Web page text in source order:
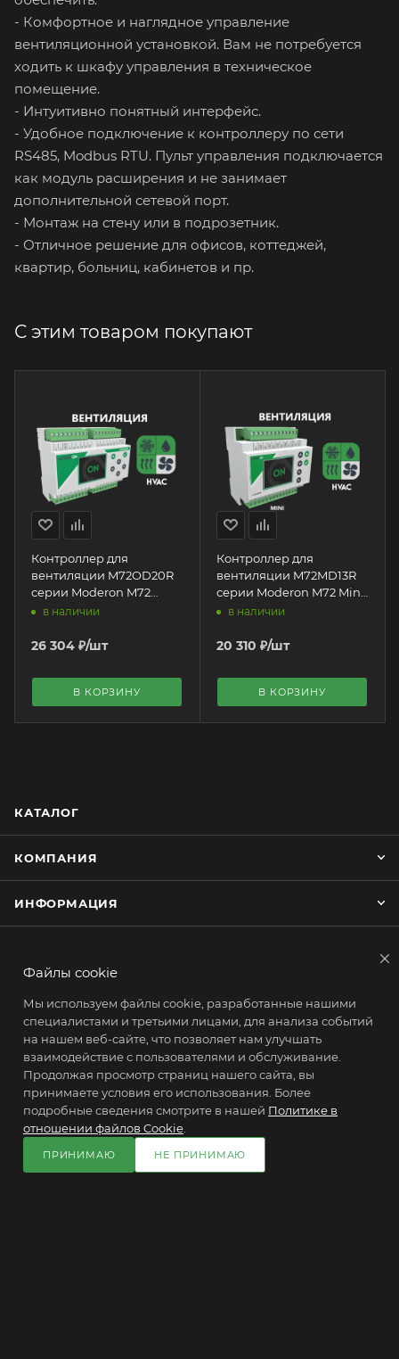
- Комфортное и наглядное управление
вентиляционной установкой. Вам не потребуется
ходить к шкафу управления в техническое
помещение.
- Интуитивно понятный интерфейс.
- Удобное подключение к контроллеру по сети
RS485, Modbus RTU. Пульт управления подключается
как модуль расширения и не занимает
дополнительной сетевой порт.
- Монтаж на стену или в подрозетник.
- Отличное решение для офисов, коттеджей,
квартир, больниц, кабинетов и пр.
С этим товаром покупают
Контроллер для
вентиляции M72OD20R
серии Moderon M72
Optimized HVAC
в наличии
26 304 ₽/шт
В КОРЗИНУ
Контроллер для
вентиляции M72MD13R
серии Moderon M72 Mini
HVAC
в наличии
20 310 ₽/шт
В КОРЗИНУ
КАТАЛОГ
КОМПАНИЯ
ИНФОРМАЦИЯ
ПОДПИСАТЬСЯ НА РАССЫЛКУ
+7(900) 645-22-93
moderon-electric@ya.ru
Санкт-Петербург, ул.
Файлы cookie
Мы используем файлы cookie, разработанные нашими
специалистами и третьими лицами, для анализа событий
на нашем веб-сайте, что позволяет нам улучшать
взаимодействие с пользователями и обслуживание.
Продолжая просмотр страниц нашего сайта, вы
принимаете условия его использования. Более
подробные сведения смотрите в нашей Политике в
отношении файлов Cookie
ПРИНИМАЮ НЕ ПРИНИМАЮ